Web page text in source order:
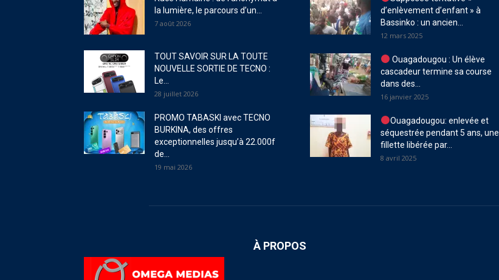
la lumière, le parcours d’un...
7 août 2026
TOUT SAVOIR SUR LA TOUTE
NOUVELLE SORTIE DE TECNO :
Le...
28 juillet 2026
PROMO TABASKI avec TECNO
BURKINA, des offres
exceptionnelles jusqu’à 22.000f
de...
19 mai 2026
d’enlèvement d’enfant » à
Bassinko : un ancien...
12 mars 2025
Ouagadougou : Un élève
cascadeur termine sa course
dans des...
16 janvier 2025
Ouagadougou: enlevée et
séquestrée pendant 5 ans, une
fillette libérée par...
8 avril 2025
À PROPOS